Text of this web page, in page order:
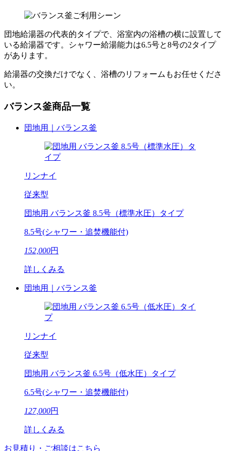
団地給湯器の代表的タイプで、浴室内の浴槽の横に設置して
いる給湯器です。シャワー給湯能力は6.5号と8号の2タイプ
があります。
給湯器の交換だけでなく、浴槽のリフォームもお任せくださ
い。
バランス釜商品一覧
団地用｜バランス釜
リンナイ
従来型
団地用 バランス釜 8.5号（標準水圧）タイプ
8.5号(シャワー・追焚機能付)
152,000円
詳しくみる
団地用｜バランス釜
リンナイ
従来型
団地用 バランス釜 6.5号（低水圧）タイプ
6.5号(シャワー・追焚機能付)
127,000円
詳しくみる
お見積り・ご相談はこちら